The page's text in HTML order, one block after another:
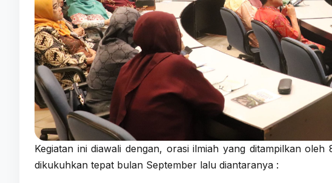
Kegiatan ini diawali dengan, orasi ilmiah yang ditampilkan
dikukuhkan tepat bulan September lalu diantaranya :